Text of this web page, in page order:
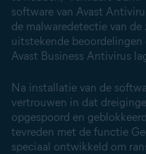
software van Avast
de malwaredetectie van
uitstekende
Avast Business Antivirus
Na installatie van de
vertrouwen in dat
opgespoord en
tevreden met de functie
speciaal ontwikkeld om